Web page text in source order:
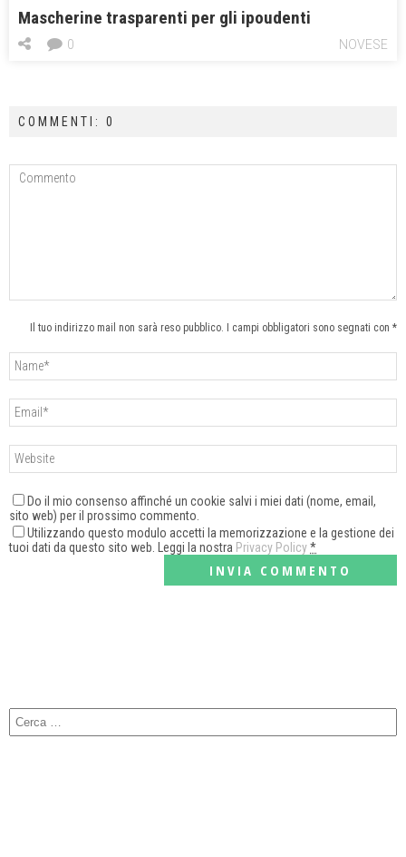
Mascherine trasparenti per gli ipoudenti
NOVESE
0
COMMENTI: 0
Il tuo indirizzo mail non sarà reso pubblico. I campi obbligatori sono segnati con *
Do il mio consenso affinché un cookie salvi i miei dati (nome, email,
sito web) per il prossimo commento.
Utilizzando questo modulo accetti la memorizzazione e la gestione dei
tuoi dati da questo sito web. Leggi la nostra Privacy Policy*